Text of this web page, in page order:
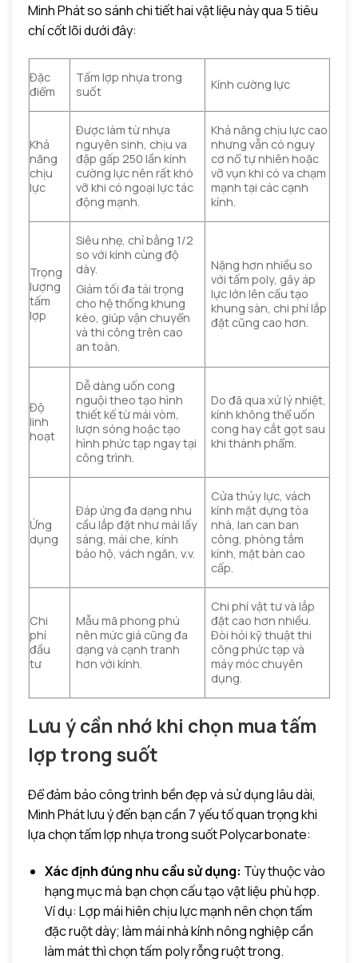
Minh Phát so sánh chi tiết hai vật liệu này qua 5 tiêu
chí cốt lõi dưới đây:
Đặc
điểm
Tấm lợp nhựa trong
suốt
Kính cường lực
Khả
năng
chịu
lực
Được làm từ nhựa
nguyên sinh, chịu va
đập gấp 250 lần kính
cường lực nên rất khó
vỡ khi có ngoại lực tác
động mạnh.
Khả năng chịu lực cao
nhưng vẫn có nguy
cơ nổ tự nhiên hoặc
vỡ vụn khi có va chạm
mạnh tại các cạnh
kính.
Trọng
lượng
tấm
lợp
Siêu nhẹ, chỉ bằng 1/2
so với kính cùng độ
dày.
Giảm tối đa tải trọng
cho hệ thống khung
kèo, giúp vận chuyển
và thi công trên cao
an toàn.
Nặng hơn nhiều so
với tấm poly, gây áp
lực lớn lên cấu tạo
khung sàn, chi phí lắp
đặt cũng cao hơn.
Độ
linh
hoạt
Dễ dàng uốn cong
nguội theo tạo hình
thiết kế từ mái vòm,
lượn sóng hoặc tạo
hình phức tạp ngay tại
công trình.
Do đã qua xử lý nhiệt,
kính không thể uốn
cong hay cắt gọt sau
khi thành phẩm.
Ứng
dụng
Đáp ứng đa dạng nhu
cầu lắp đặt như mái lấy
sáng, mái che, kính
bảo hộ, vách ngăn, v.v.
Cửa thủy lực, vách
kính mặt dựng tòa
nhà, lan can ban
công, phòng tắm
kính, mặt bàn cao
cấp.
Chi
phí
đầu
tư
Mẫu mã phong phú
nên mức giá cũng đa
dạng và cạnh tranh
hơn với kính.
Chi phí vật tư và lắp
đặt cao hơn nhiều.
Đòi hỏi kỹ thuật thi
công phức tạp và
máy móc chuyên
dụng.
Lưu ý cần nhớ khi chọn mua tấm
lợp trong suốt
Để đảm bảo công trình bền đẹp và sử dụng lâu dài,
Minh Phát lưu ý đến bạn cần 7 yếu tố quan trọng khi
lựa chọn tấm lợp nhựa trong suốt Polycarbonate:
Xác định đúng nhu cầu sử dụng: Tùy thuộc vào
hạng mục mà bạn chọn cấu tạo vật liệu phù hợp.
Ví dụ: Lợp mái hiên chịu lực mạnh nên chọn tấm
đặc ruột dày; làm mái nhà kính nông nghiệp cần
làm mát thì chọn tấm poly rỗng ruột trong.